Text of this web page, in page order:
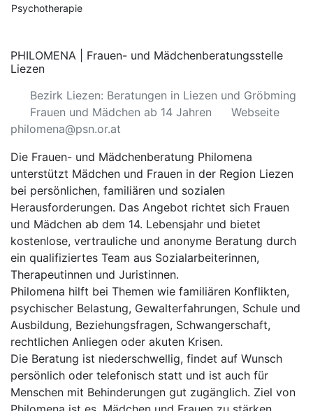
Psychotherapie
PHILOMENA | Frauen- und Mädchenberatungsstelle
Liezen
Bezirk Liezen: Beratungen in Liezen und Gröbming
Frauen und Mädchen ab 14 Jahren
Webseite
philomena@psn.or.at
Die Frauen- und Mädchenberatung Philomena
unterstützt Mädchen und Frauen in der Region Liezen
bei persönlichen, familiären und sozialen
Herausforderungen. Das Angebot richtet sich Frauen
und Mädchen ab dem 14. Lebensjahr und bietet
kostenlose, vertrauliche und anonyme Beratung durch
ein qualifiziertes Team aus Sozialarbeiterinnen,
Therapeutinnen und Juristinnen.
Philomena hilft bei Themen wie familiären Konflikten,
psychischer Belastung, Gewalt­erfahrungen, Schule und
Ausbildung, Beziehungsfragen, Schwangerschaft,
rechtlichen Anliegen oder akuten Krisen.
Die Beratung ist niederschwellig, findet auf Wunsch
persönlich oder telefonisch statt und ist auch für
Menschen mit Behinderungen gut zugänglich. Ziel von